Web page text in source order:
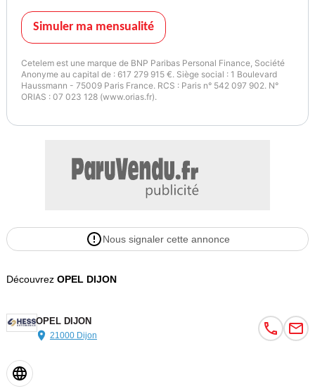
Simuler ma mensualité
Cetelem est une marque de BNP Paribas Personal Finance, Société
Anonyme au capital de : 617 279 915 €. Siège social : 1 Boulevard
Haussmann - 75009 Paris France. RCS : Paris n° 542 097 902. N°
ORIAS : 07 023 128 (www.orias.fr).
Nous signaler cette annonce
Découvrez OPEL DIJON
OPEL DIJON
21000 Dijon